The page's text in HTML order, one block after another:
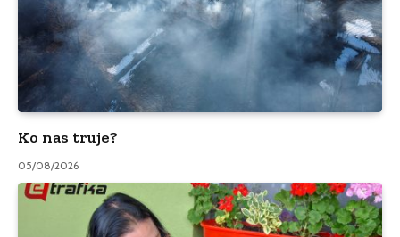
Ko nas truje?
05/08/2026